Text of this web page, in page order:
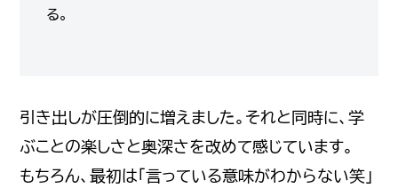
る。
引き出しが圧倒的に増えました。それと同時に、学
ぶことの楽しさと奥深さを改めて感じています。
もちろん、最初は「言っている意味がわからない笑」